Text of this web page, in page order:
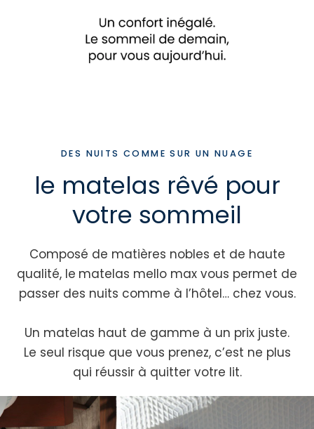
le matelas rêvé pour
votre sommeil
DES NUITS COMME SUR UN NUAGE
Composé de matières nobles et de haute
qualité, le matelas mello max vous permet de
passer des nuits comme à l’hôtel… chez vous.
Un matelas haut de gamme à un prix juste.
Le seul risque que vous prenez, c’est ne plus
qui réussir à quitter votre lit.